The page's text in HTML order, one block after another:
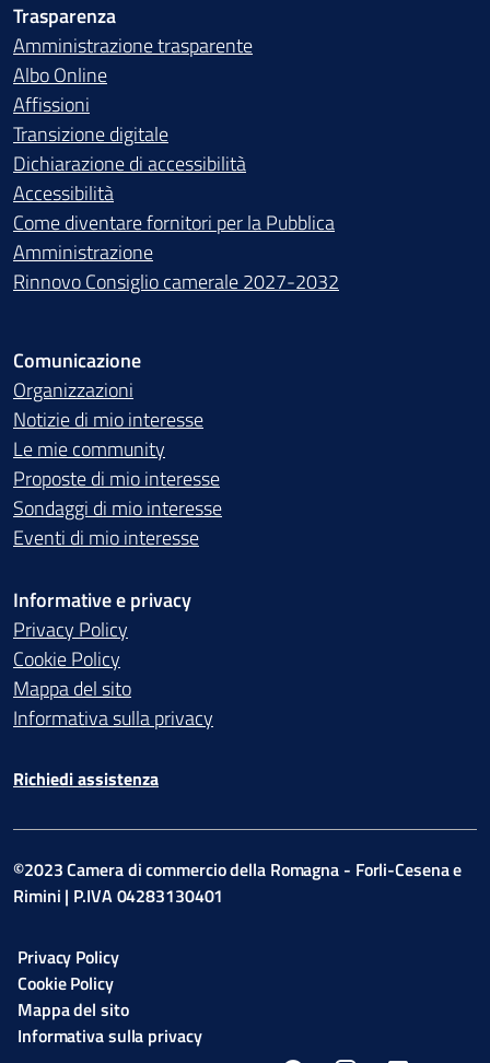
Trasparenza
Amministrazione trasparente
Albo Online
Affissioni
Transizione digitale
Dichiarazione di accessibilità
Accessibilità
Come diventare fornitori per la Pubblica
Amministrazione
Rinnovo Consiglio camerale 2027-2032
Comunicazione
Organizzazioni
Notizie di mio interesse
Le mie community
Proposte di mio interesse
Sondaggi di mio interesse
Eventi di mio interesse
Informative e privacy
Privacy Policy
Cookie Policy
Mappa del sito
Informativa sulla privacy
Richiedi assistenza
©2023 Camera di commercio della Romagna - Forli-Cesena e
Rimini | P.IVA 04283130401
Privacy Policy
Cookie Policy
Mappa del sito
Informativa sulla privacy